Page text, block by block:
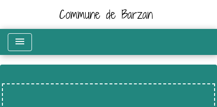
Commune de Barzan
menu